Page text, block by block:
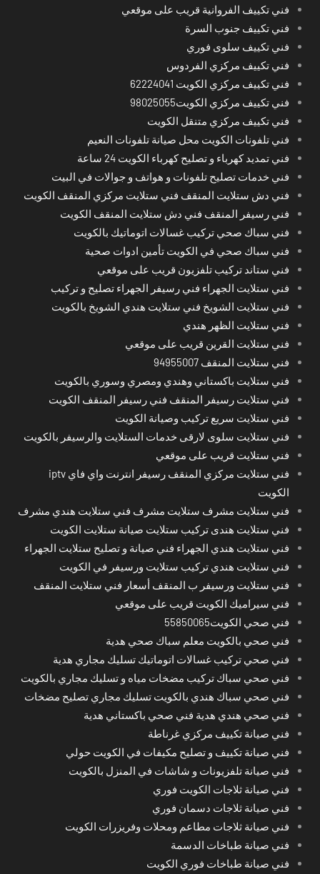
فني تكييف الفروانية قريب على موقعي
فني تكييف جنوب السرة
فني تكييف سلوى فوري
فني تكييف مركزي الفردوس
فني تكييف مركزي الكويت 62224041
فني تكييف مركزي الكويت98025055
فني تكييف مركزي متنقل الكويت
فني تلفونات الكويت محل صيانة تلفونات النعيم
فني تمديد كهرباء و تصليح كهرباء الكويت 24 ساعة
فني خدمات تصليح تلفونات و هواتف و جوالات في البيت
فني دش ستلايت المنقف فني ستلايت مركزي المنقف الكويت
فني رسيفر المنقف فني دش ستلايت المنقف الكويت
فني سباك صحي تركيب غسالات اتوماتيك بالكويت
فني سباك صحي في الكويت تأمين ادوات صحية
فني ستاند تركيب تلفزيون قريب على موقعي
فني ستلايت الجهراء فني رسيفر الجهراء تصليح و تركيب
فني ستلايت الشويخ فني ستلايت هندي الشويخ بالكويت
فني ستلايت الظهر هندي
فني ستلايت القرين قريب على موقعي
فني ستلايت المنقف 94955007
فني ستلايت باكستاني وهندي ومصري وسوري بالكويت
فني ستلايت رسيفر المنقف فني رسيفر المنقف الكويت
فني ستلايت سريع تركيب وصيانة الكويت
فني ستلايت سلوى لارقى خدمات الستلايت والرسيفر بالكويت
فني ستلايت قريب على موقعي
فني ستلايت مركزي المنقف رسيفر انترنت واي فاي iptv
الكويت
فني ستلايت مشرف ستلايت مشرف فني ستلايت هندي مشرف
فني ستلايت هندى تركيب ستلايت صيانة ستلايت الكويت
فني ستلايت هندي الجهراء فني صيانة و تصليح ستلايت الجهراء
فني ستلايت هندي تركيب ستلايت ورسيفر في الكويت
فني ستلايت ورسيفر ب المنقف أسعار فني ستلايت المنقف
فني سيراميك الكويت قريب على موقعي
فني صحي الكويت55850065
فني صحي بالكويت معلم سباك صحي هدية
فني صحي تركيب غسالات اتوماتيك تسليك مجاري هدية
فني صحي سباك تركيب مضخات مياه و تسليك مجاري بالكويت
فني صحي سباك هندي بالكويت تسليك مجاري تصليح مضخات
فني صحي هندي هدية فني صحي باكستاني هدية
فني صيانة تكييف مركزي غرناطة
فني صيانة تكييف و تصليح مكيفات في الكويت حولي
فني صيانة تلفزيونات و شاشات في المنزل بالكويت
فني صيانة ثلاجات الكويت فوري
فني صيانة ثلاجات دسمان فوري
فني صيانة ثلاجات مطاعم ومحلات وفريزرات الكويت
فني صيانة طباخات الدسمة
فني صيانة طباخات فوري الكويت